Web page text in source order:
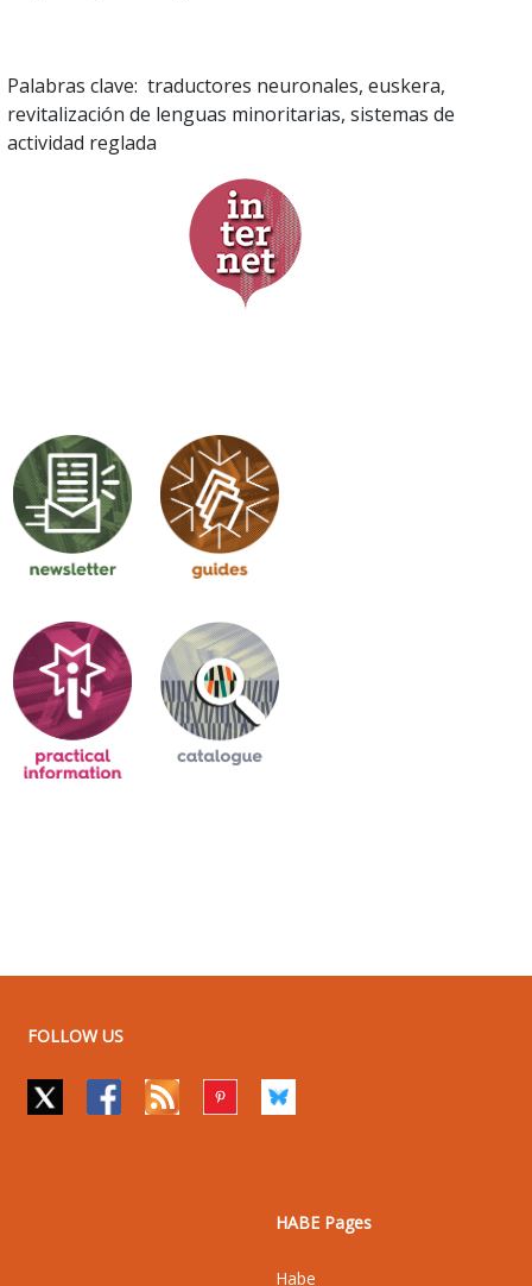
Palabras clave: traductores neuronales, euskera,
revitalización de lenguas minoritarias, sistemas de
actividad reglada
FOLLOW US
HABE Pages
Habe